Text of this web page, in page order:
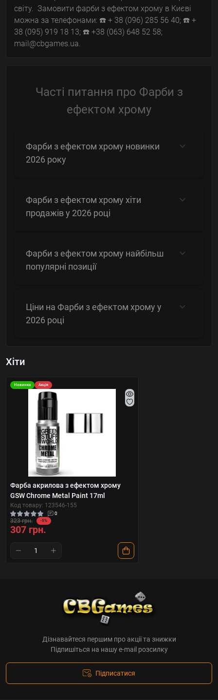
світу. Замовити фарби з ефектом хрому в Києві
можна за телефонами: ☎️ + 38 (096) 285 56 40; ☎️ +
38 (095) 919 18 13; ☎️ +38 (063) 648 52 58;
mail@cbgames.ua.
Часті питання про Фарби з
ефектом хрому
Фарби з ефектом хрому новинки
2026 року
Фарби з ефектом хрому хіти
продажів у 2026 році
Фарби з ефектом хрому найбільш
популярні позиції
Ціни на Фарби з ефектом хрому у
2026 році
Хіти
Новинка Акція
Фарба акрилова з ефектом хрому
GSW Chrome Metal Paint 17ml
Код товару: 123546-155
0
323 грн. -5%
307 грн.
Дізнавайтеся першим про акції та знижки
Підпишіться на нашу e-mail розсилку
Підписатися